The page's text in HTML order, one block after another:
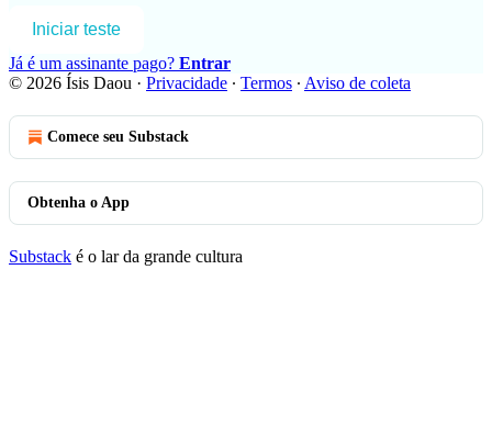
Iniciar teste
Já é um assinante pago? Entrar
© 2026 Ísis Daou · Privacidade ∙ Termos ∙ Aviso de coleta
Comece seu Substack
Obtenha o App
Substack é o lar da grande cultura